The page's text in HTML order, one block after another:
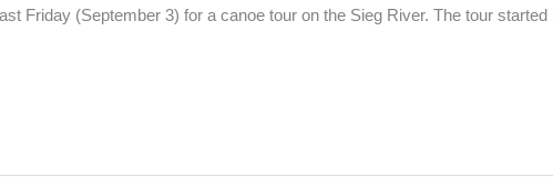
Friday (September 3) for a canoe tour on the Sieg River. The tour started